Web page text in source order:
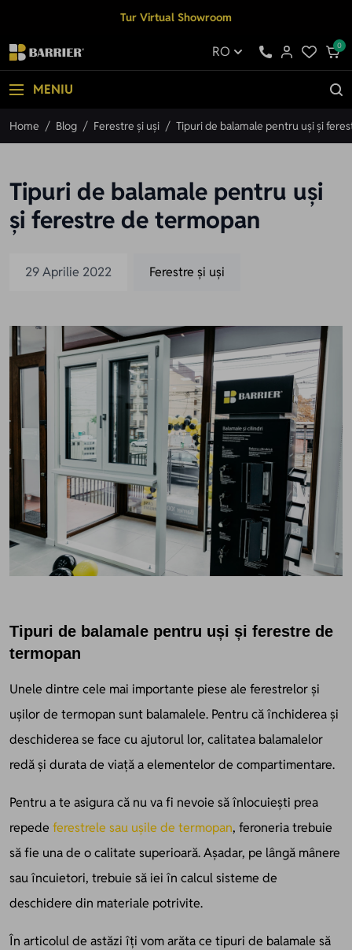
Tur Virtual Showroom
RO 0
MENIU
Home / Blog / Ferestre și uși / Tipuri de balamale pentru uși și
Tipuri de balamale pentru uși
și ferestre de termopan
29 Aprilie 2022 Ferestre și uși
Tipuri de balamale pentru uși și ferestre de
termopan
Unele dintre cele mai importante piese ale ferestrelor și
ușilor de termopan sunt balamalele. Pentru că închiderea și
deschiderea se face cu ajutorul lor, calitatea balamalelor
redă și durata de viață a elementelor de compartimentare.
Pentru a te asigura că nu va fi nevoie să înlocuiești prea
repede ferestrele sau ușile de termopan, feroneria trebuie
să fie una de o calitate superioară. Așadar, pe lângă mânere
sau încuietori, trebuie să iei în calcul sisteme de
deschidere din materiale potrivite.
În articolul de astăzi îți vom arăta ce tipuri de balamale să